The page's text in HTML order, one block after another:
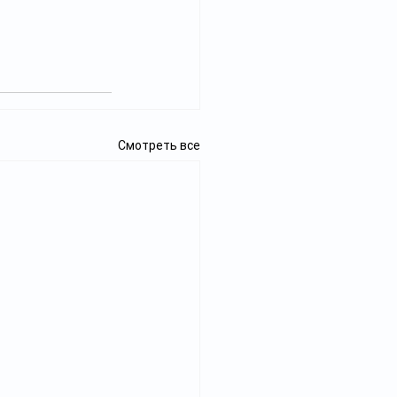
Смотреть все